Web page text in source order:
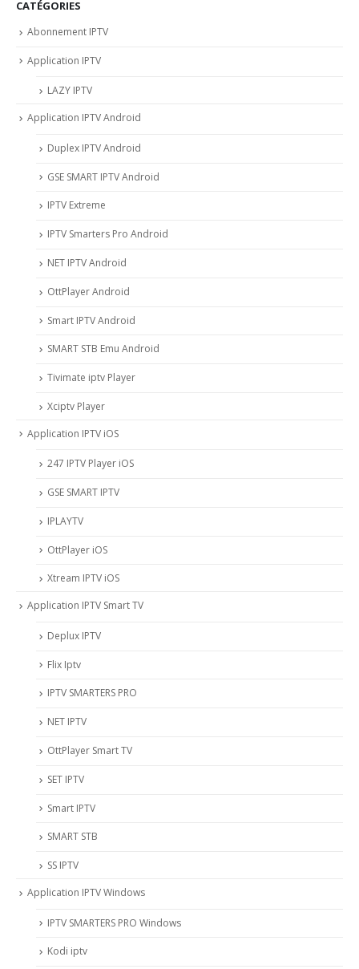
CATÉGORIES
Abonnement IPTV
Application IPTV
LAZY IPTV
Application IPTV Android
Duplex IPTV Android
GSE SMART IPTV Android
IPTV Extreme
IPTV Smarters Pro Android
NET IPTV Android
OttPlayer Android
Smart IPTV Android
SMART STB Emu Android
Tivimate iptv Player
Xciptv Player
Application IPTV iOS
247 IPTV Player iOS
‎GSE SMART IPTV
IPLAYTV
OttPlayer iOS
Xtream IPTV iOS
Application IPTV Smart TV
Deplux IPTV
Flix Iptv
IPTV SMARTERS PRO
NET IPTV
OttPlayer Smart TV
SET IPTV
Smart IPTV
SMART STB
SS IPTV
Application IPTV Windows
IPTV SMARTERS PRO Windows
Kodi iptv